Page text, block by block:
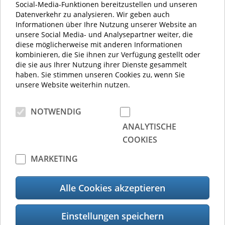
Informationstechnologie mit vielfältigen
Einsatzmöglichkeiten in Industrie, Logistik und
Handel sowie im Gesundheitswesen und
Dienstleistungssektor. Mit Hauptsitz in Japan und
über 70 Niederlassungen weltweit unterstützt die
Toshiba Tec Corporation Organisationen dabei,
neue Wege bei der Erstellung, Aufzeichnung,
Informationen zu gehen.
Die Toshiba Tec Germany Imaging Systems
GmbH ist Teil der weltweit operierenden Toshiba
Tec Corporation. Die Produktpalette reicht von
Druckern und Multifunktionssystemen bis hin zu
entsprechenden Softwarelösungen für effektives
Dokumenten-Management. Etikettendrucker für
vielfältige Einsatzmöglichkeiten in Industrie,
Logistik und Handel sowie im Gesundheitswesen
Social-Media-Funktionen bereitzustellen und unseren
Datenverkehr zu analysieren. Wir geben auch
Informationen über Ihre Nutzung unserer Website an
unsere Social Media- und Analysepartner weiter, die
diese möglicherweise mit anderen Informationen
kombinieren, die Sie ihnen zur Verfügung gestellt oder
die sie aus Ihrer Nutzung ihrer Dienste gesammelt
haben. Sie stimmen unseren Cookies zu, wenn Sie
unsere Website weiterhin nutzen.
NOTWENDIG
ANALYTISCHE
COOKIES
MARKETING
Alle Cookies akzeptieren